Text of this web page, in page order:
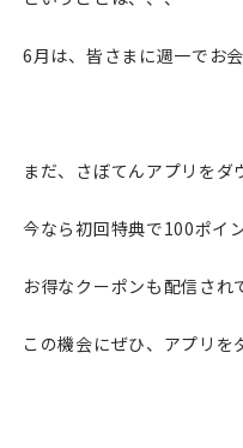
6月は、皆さまに週一でお
まだ、さぼてんアプリをダ
今なら初回特典で100ポイ
お得なクーポンも配信され
この機会にぜひ、アプリ